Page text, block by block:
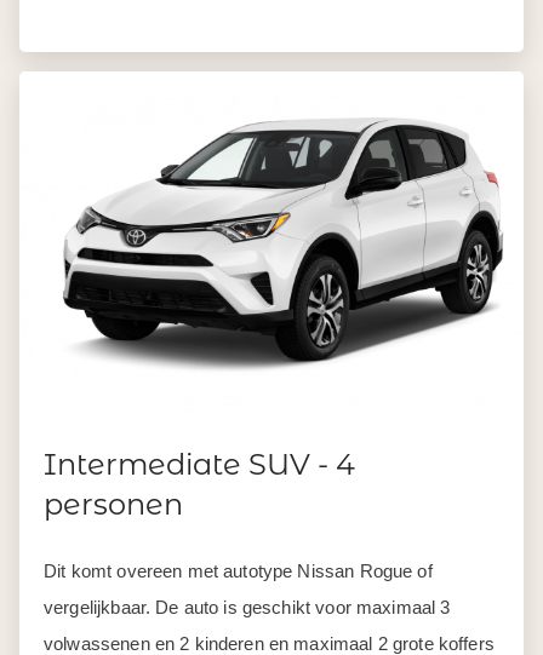
Intermediate SUV - 4
personen
Dit komt overeen met autotype Nissan Rogue of
vergelijkbaar. De auto is geschikt voor maximaal 3
volwassenen en 2 kinderen en maximaal 2 grote koffers